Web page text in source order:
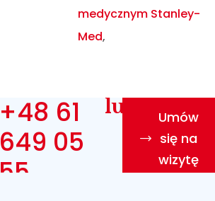
medycznym Stanley-
Med,
+48 61
649 05
55
lub
Umów
się na
wizytę